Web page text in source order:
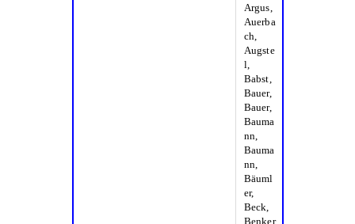
Argus,
Auerba
ch,
Augste
l,
Babst,
Bauer,
Bauer,
Bauma
nn,
Bauma
nn,
Bäuml
er,
Beck,
Benker